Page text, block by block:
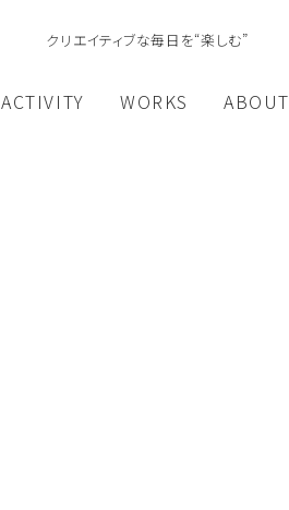
クリエイティブな毎日を“楽しむ”
ACTIVITY WORKS ABOUT